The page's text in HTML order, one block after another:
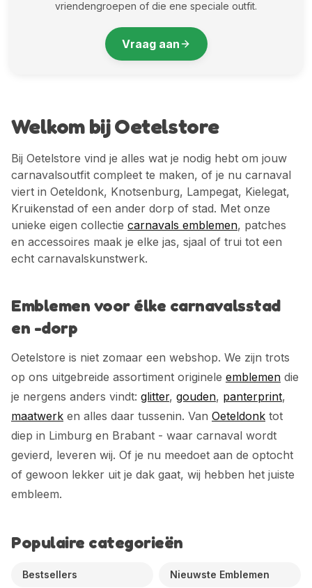
vriendengroepen of die ene speciale outfit.
Vraag aan
Welkom bij Oetelstore
Bij Oetelstore vind je alles wat je nodig hebt om jouw
carnavalsoutfit compleet te maken, of je nu carnaval
viert in Oeteldonk, Knotsenburg, Lampegat, Kielegat,
Kruikenstad of een ander dorp of stad. Met onze
unieke eigen collectie carnavals emblemen, patches
en accessoires maak je elke jas, sjaal of trui tot een
echt carnavalskunstwerk.
Emblemen voor élke carnavalsstad
en -dorp
Oetelstore is niet zomaar een webshop. We zijn trots
op ons uitgebreide assortiment originele emblemen die
je nergens anders vindt: glitter, gouden, panterprint,
maatwerk en alles daar tussenin. Van Oeteldonk tot
diep in Limburg en Brabant - waar carnaval wordt
gevierd, leveren wij. Of je nu meedoet aan de optocht
of gewoon lekker uit je dak gaat, wij hebben het juiste
embleem.
Populaire categorieën
Bestsellers Nieuwste Emblemen